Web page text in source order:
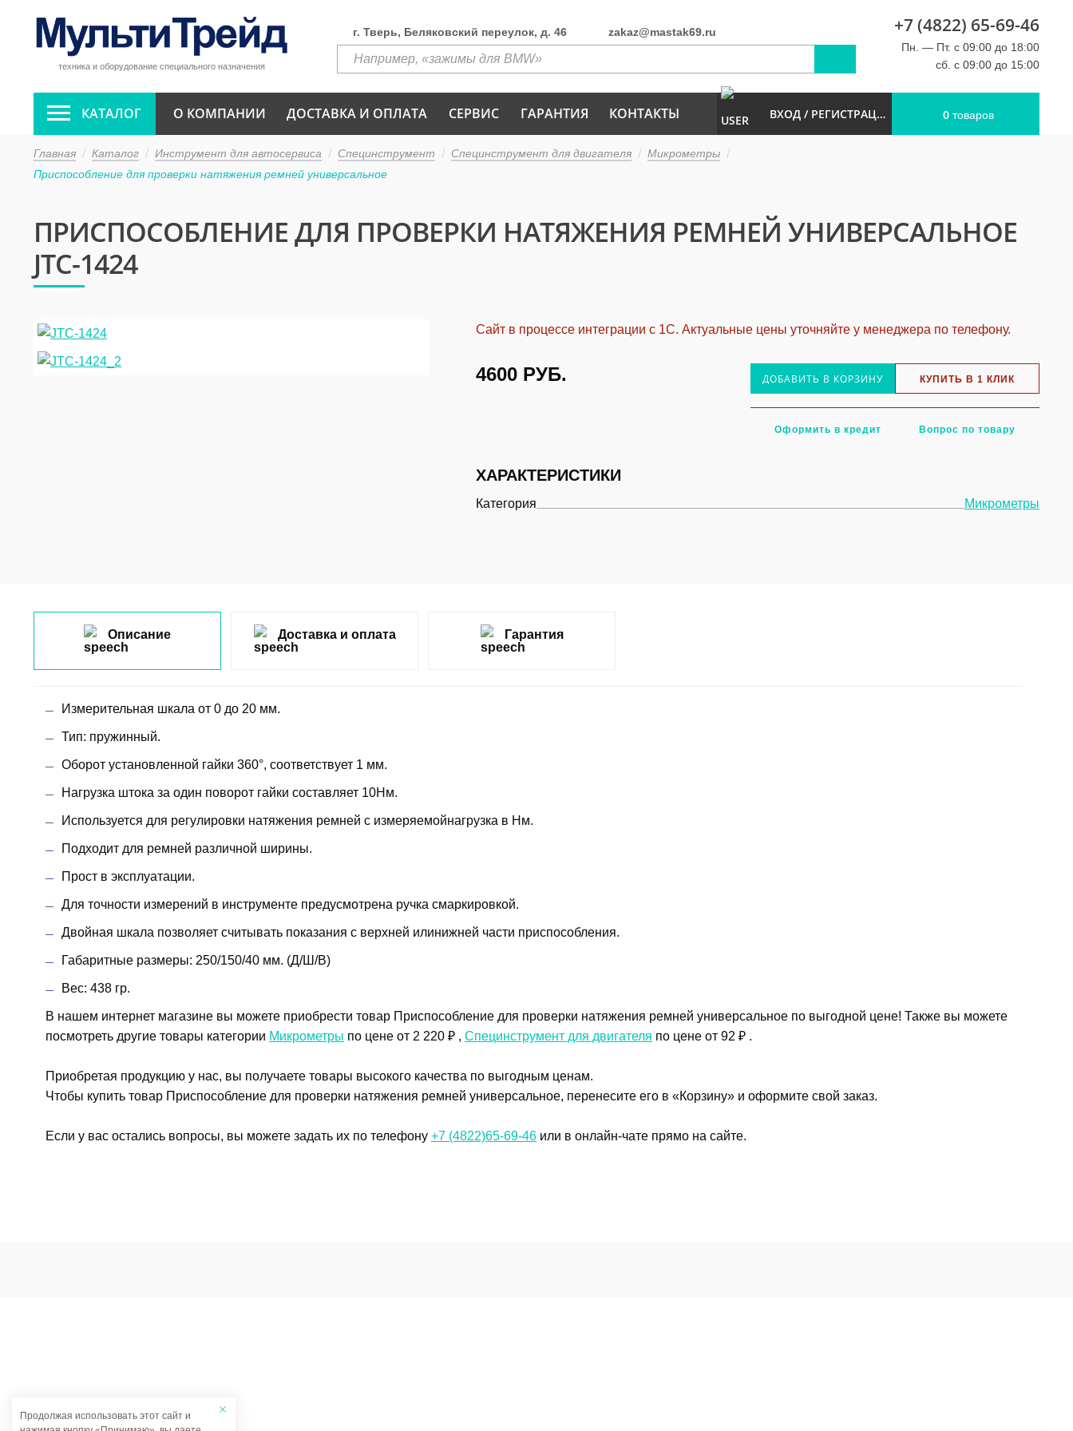
техника и оборудование специального назначения
г. Тверь, Беляковский переулок, д. 46 zakaz@mastak69.ru +7 (4822) 65-69-46
Пн. — Пт. с 09:00 до 18:00
сб. с 09:00 до 15:00
КАТАЛОГ О КОМПАНИИ ДОСТАВКА И ОПЛАТА СЕРВИС ГАРАНТИЯ КОНТАКТЫ ВХОД / РЕГИСТРАЦИЯ 0 товаров
Главная Каталог Инструмент для автосервиса Специнструмент Специнструмент для двигателя
Микрометры
Приспособление для проверки натяжения ремней универсальное
ПРИСПОСОБЛЕНИЕ ДЛЯ ПРОВЕРКИ НАТЯЖЕНИЯ РЕМНЕЙ УНИВЕРСАЛЬНОЕ
JTC-1424
Сайт в процессе интеграции с 1С. Актуальные цены уточняйте у менеджера по телефону.
4600 РУБ. ДОБАВИТЬ В КОРЗИНУ КУПИТЬ В 1 КЛИК
Оформить в кредит Вопрос по товару
ХАРАКТЕРИСТИКИ
Категория Микрометры
Описание
Измерительная шкала от 0 до 20 мм.
Тип: пружинный.
Оборот установленной гайки 360°, соответствует 1 мм.
Нагрузка штока за один поворот гайки составляет 10Нм.
Используется для регулировки натяжения ремней с измеряемойнагрузка в Нм.
Подходит для ремней различной ширины.
Прост в эксплуатации.
Для точности измерений в инструменте предусмотрена ручка смаркировкой.
Двойная шкала позволяет считывать показания с верхней илинижней части приспособления.
Габаритные размеры: 250/150/40 мм. (Д/Ш/В)
Вес: 438 гр.
В нашем интернет магазине вы можете приобрести товар Приспособление для проверки натяжения ремней универсальное по выгодной цене! Также вы можете
посмотреть другие товары категории Микрометры по цене от 2 220 ₽ , Специнструмент для двигателя по цене от 92 ₽ .
Приобретая продукцию у нас, вы получаете товары высокого качества по выгодным ценам.
Чтобы купить товар Приспособление для проверки натяжения ремней универсальное, перенесите его в «Корзину» и оформите свой заказ.
Если у вас остались вопросы, вы можете задать их по телефону +7 (4822)65-69-46 или в онлайн-чате прямо на сайте.
Доставка и оплата Гарантия
Продолжая использовать этот сайт и